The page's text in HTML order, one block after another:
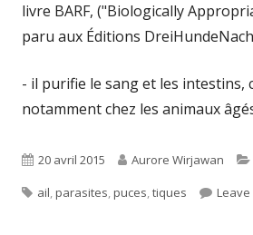
livre BARF, ("Biologically
paru aux Éditions
- il purifie le sang et les intestins,
notamment chez les animaux
Published
on
20 avril 2015 Author
Aurore Wirjawan
Tags
ail,parasites,puces,tiques